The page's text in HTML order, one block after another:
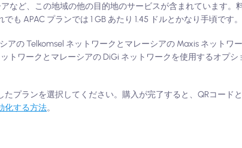
など、この地域の他の目的地のサービスが含まれています。
APAC プランでは 1 GB あたり 1.45 ドルとかなり手頃です。
の Telkomsel ネットワークとマレーシアの Maxis ネットワ
トワークとマレーシアの DiGi ネットワークを使用するオプ
プランを選択してください。購入が完了すると、QRコード
化する方法。